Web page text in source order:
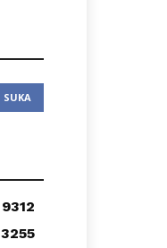
SUKA
9312
3255